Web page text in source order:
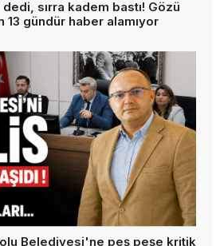
de geri aldılar! Başkan
tek askeri ben değilim"